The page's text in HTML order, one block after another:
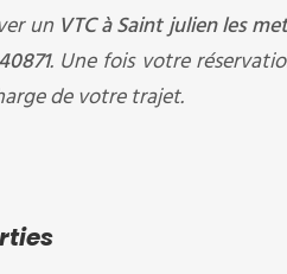
un VTC à Saint julien les
. Une fois votre
de votre trajet.